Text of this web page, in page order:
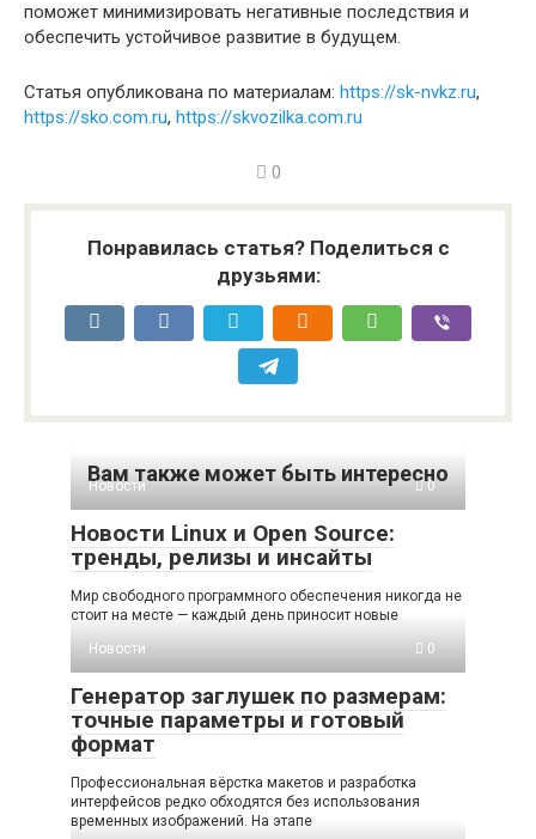
поможет минимизировать негативные последствия и
обеспечить устойчивое развитие в будущем.
Статья опубликована по материалам: https://sk-nvkz.ru,
https://sko.com.ru, https://skvozilka.com.ru
0
Понравилась статья? Поделиться с
друзьями:
Вам также может быть интересно
Новости 0
Новости Linux и Open Source:
тренды, релизы и инсайты
Мир свободного программного обеспечения никогда не
стоит на месте — каждый день приносит новые
Новости
0
Генератор заглушек по размерам:
точные параметры и готовый
формат
Профессиональная вёрстка макетов и разработка
интерфейсов редко обходятся без использования
временных изображений. На этапе